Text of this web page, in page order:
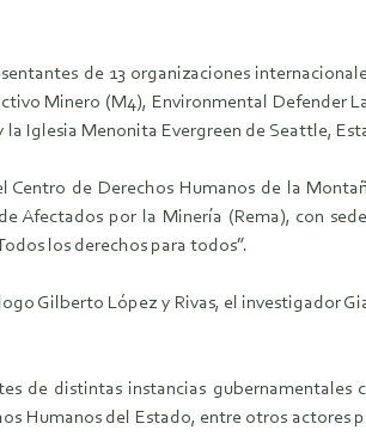
de 13 organizaciones
Minero (M4), Environmental Defender
Iglesia Menonita Evergreen de Seattle,
de Derechos Humanos de la
Afectados por la Minería (Rema), con
los derechos para todos”.
Gilberto López y Rivas, el investigador
de distintas instancias
Humanos del Estado, entre otros actores